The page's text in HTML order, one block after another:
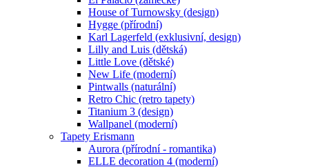
House of Turnowsky (design)
Hygge (přírodní)
Karl Lagerfeld (exklusivní, design)
Lilly and Luis (dětská)
Little Love (dětské)
New Life (moderní)
Pintwalls (naturální)
Retro Chic (retro tapety)
Titanium 3 (design)
Wallpanel (moderní)
Tapety Erismann
Aurora (přírodní - romantika)
ELLE decoration 4 (moderní)